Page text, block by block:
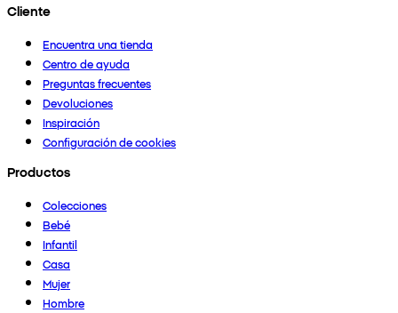
Cliente
Encuentra una tienda
Centro de ayuda
Preguntas frecuentes
Devoluciones
Inspiración
Configuración de cookies
Productos
Colecciones
Bebé
Infantil
Casa
Mujer
Hombre